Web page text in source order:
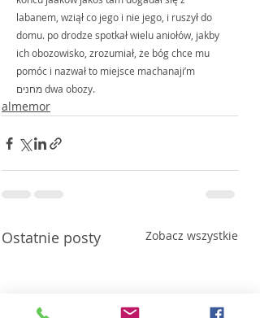
labanem, wziął co jego i nie jego, i ruszył do
domu. po drodze spotkał wielu aniołów, jakby
ich obozowisko, zrozumiał, że bóg chce mu
pomóc i nazwał to miejsce machanaji’m
מחנים dwa obozy.
almemor
Ostatnie posty Zobacz wszystkie